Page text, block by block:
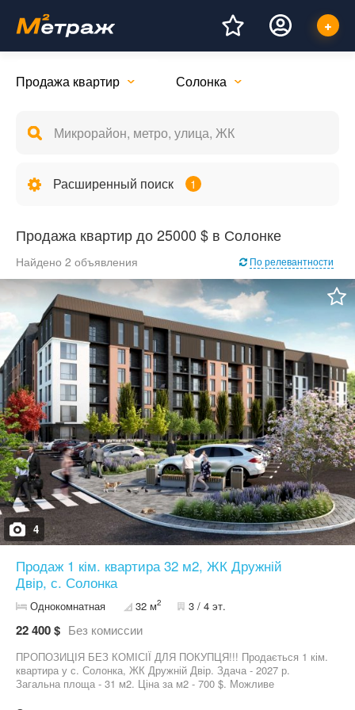
Продажа квартир Солонка
Расширенный поиск 1
Продажа квартир до 25000 $ в Солонке
Найдено 2 объявления По релевантности
4
Продаж 1 кім. квартира 32 м2, ЖК Дружній
Двір, с. Солонка
Однокомнатная 32 м2 3 / 4 эт.
22 400 $ Без комиссии
ПРОПОЗИЦІЯ БЕЗ КОМІСІЇ ДЛЯ ПОКУПЦЯ!!! Продається 1 кім.
квартира у с. Солонка, ЖК Дружній Двір. Здача - 2027 р.
Загальна площа - 31 м2. Ціна за м2 - 700 $. Можливе